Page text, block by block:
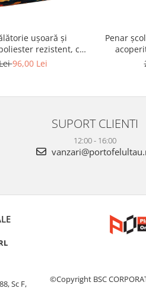
ușoară și
rezistent, cu
PTR-R-TL15608-8855
96,00 Lei
Penar
Peterson
SUPORT CLIENTI
12:00 - 16:00
Sc F,
©Copyright BSC